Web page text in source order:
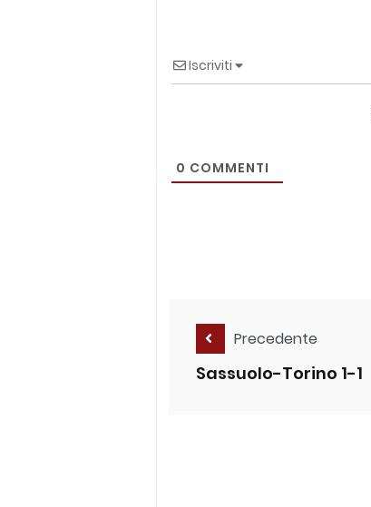
Iscriviti
0 COMMENTI
Precedente
Sassuolo-Torino 1-1